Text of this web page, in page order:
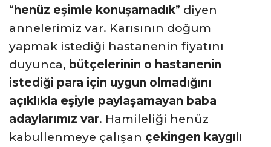
“ henüz eşimle konuşamadık” diyen
annelerimiz var. Karısının doğum
yapmak istediği hastanenin fiyatını
duyunca, bütçelerinin o hastanenin
istediği para için uygun olmadığını
açıklıkla eşiyle paylaşamayan baba
adaylarımız var. Hamileliği henüz
kabullenmeye çalışan çekingen kaygılı